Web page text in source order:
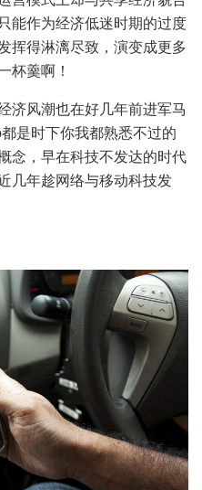
能作为经济低迷时期的过度
挥得淋漓尽致，演变成更多
杯羹啊！
济风潮也在好几年前进军马
是时下你我都熟悉不过的
念，早在科技不发达的时代
几年趁网络与移动科技发